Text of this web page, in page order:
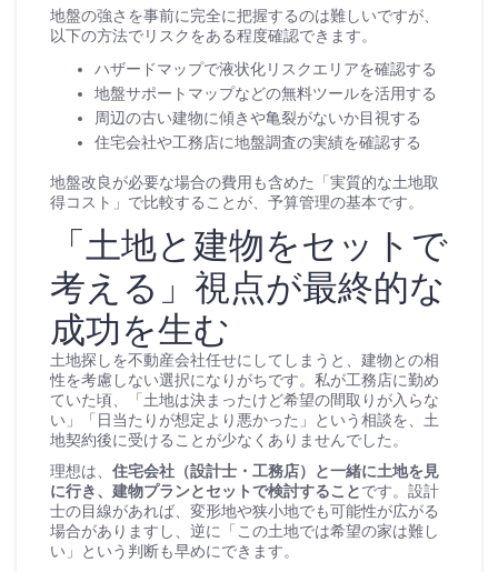
地盤の強さを事前に完全に把握するのは難しいですが、
以下の方法でリスクをある程度確認できます。
ハザードマップで液状化リスクエリアを確認する
地盤サポートマップなどの無料ツールを活用する
周辺の古い建物に傾きや亀裂がないか目視する
住宅会社や工務店に地盤調査の実績を確認する
地盤改良が必要な場合の費用も含めた「実質的な土地取
得コスト」で比較することが、予算管理の基本です。
「土地と建物をセットで
考える」視点が最終的な
成功を生む
土地探しを不動産会社任せにしてしまうと、建物との相
性を考慮しない選択になりがちです。私が工務店に勤め
ていた頃、「土地は決まったけど希望の間取りが入らな
い」「日当たりが想定より悪かった」という相談を、土
地契約後に受けることが少なくありませんでした。
理想は、 住宅会社（設計士・工務店）と一緒に土地を見
に行き、建物プランとセットで検討することです。設計
士の目線があれば、変形地や狭小地でも可能性が広がる
場合がありますし、逆に「この土地では希望の家は難し
い」という判断も早めにできます。